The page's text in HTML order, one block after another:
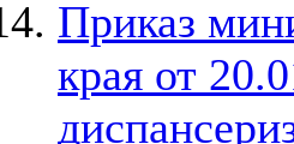
Приказ
края от